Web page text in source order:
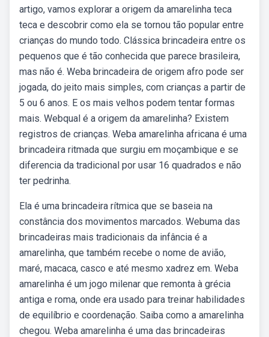
artigo, vamos explorar a origem da amarelinha teca
teca e descobrir como ela se tornou tão popular entre
crianças do mundo todo. Clássica brincadeira entre os
pequenos que é tão conhecida que parece brasileira,
mas não é. Weba brincadeira de origem afro pode ser
jogada, do jeito mais simples, com crianças a partir de
5 ou 6 anos. E os mais velhos podem tentar formas
mais. Webqual é a origem da amarelinha? Existem
registros de crianças. Weba amarelinha africana é uma
brincadeira ritmada que surgiu em moçambique e se
diferencia da tradicional por usar 16 quadrados e não
ter pedrinha.
Ela é uma brincadeira rítmica que se baseia na
constância dos movimentos marcados. Webuma das
brincadeiras mais tradicionais da infância é a
amarelinha, que também recebe o nome de avião,
maré, macaca, casco e até mesmo xadrez em. Weba
amarelinha é um jogo milenar que remonta à grécia
antiga e roma, onde era usado para treinar habilidades
de equilíbrio e coordenação. Saiba como a amarelinha
chegou. Weba amarelinha é uma das brincadeiras